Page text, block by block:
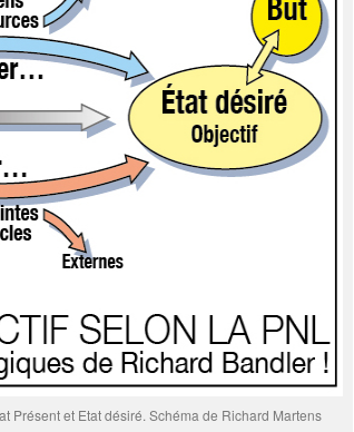
Présent et Etat désiré. Schéma de Richard Martens